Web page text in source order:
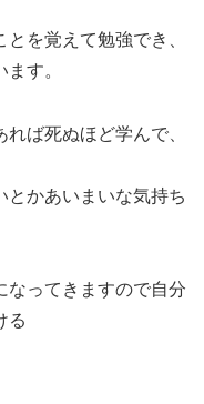
を覚えて勉強でき、
す。
ば死ぬほど学んで、
とかあいまいな気持ち
なってきますので自分
る